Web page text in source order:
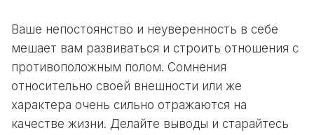
Ваше непостоянство и неуверенность в себе
мешает вам развиваться и строить отношения с
противоположным полом. Сомнения
относительно своей внешности или же
характера очень сильно отражаются на
качестве жизни. Делайте выводы и старайтесь